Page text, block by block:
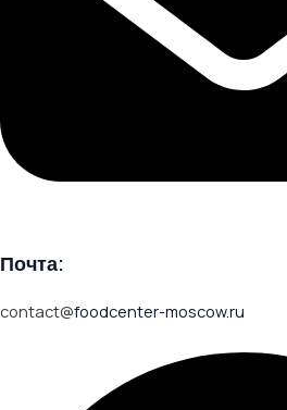
Почта:
contact@foodcenter-moscow.ru